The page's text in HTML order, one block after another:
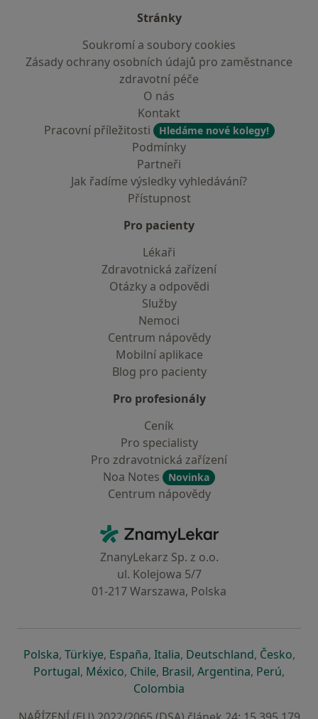
Stránky
Soukromí a soubory cookies
Zásady ochrany osobních údajů pro zaměstnance
zdravotní péče
O nás
Kontakt
Pracovní příležitosti
Hledáme nové kolegy!
Podmínky
Partneři
Jak řadíme výsledky vyhledávání?
Přístupnost
Pro pacienty
Lékaři
Zdravotnická zařízení
Otázky a odpovědi
Služby
Nemoci
Centrum nápovědy
Mobilní aplikace
Blog pro pacienty
Pro profesionály
Ceník
Pro specialisty
Pro zdravotnická zařízení
Noa Notes
Novinka
Centrum nápovědy
ZnamyLekar - Hlavní stránka
ZnanyLekarz Sp. z o.o.
ul. Kolejowa 5/7
01-217 Warszawa, Polska
Polskase otevře v nové záložce
, Türkiyese otevře v nové záložce
, Españase otevře v nové záložce
, Italiase otevře v nové záložce
, Deutschlandse otevře v
, Českose
,
Portugalse otevře v nové záložce
, Méxicose otevře v nové záložce
, Chilese otevře v nové záložce
, Brasilse otevře v nové
, Argentinase otevře v
, Perúse
,
Colombia